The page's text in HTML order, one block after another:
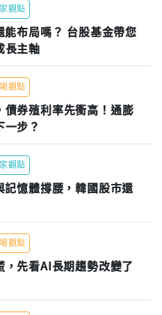
觀點
能布局嗎？ 台股基金帶您
長主軸
觀點
債券殖利率先衝高！通膨
步？
觀點
記憶體撐腰，韓國股市還
觀點
，先看AI長期趨勢改變了